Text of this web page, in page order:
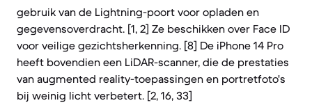
gebruik van de Lightning-poort voor opladen en
gegevensoverdracht. [1, 2] Ze beschikken over Face ID
voor veilige gezichtsherkenning. [8] De iPhone 14 Pro
heeft bovendien een LiDAR-scanner, die de prestaties
van augmented reality-toepassingen en portretfoto's
bij weinig licht verbetert. [2, 16, 33]